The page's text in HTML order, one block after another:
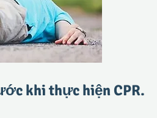
khi thực hiện CPR.